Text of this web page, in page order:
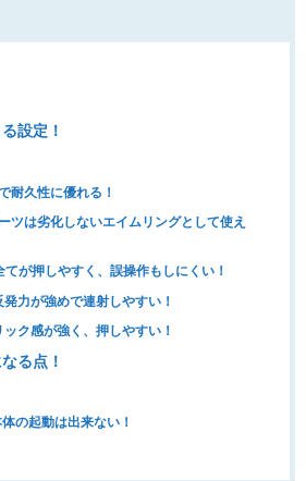
設定！
耐久性に優れる！
ツは劣化しないエイムリングとして使え
が押しやすく、誤操作もしにくい！
力が強めで連射しやすい！
ク感が強く、押しやすい！
る点！
の起動は出来ない！